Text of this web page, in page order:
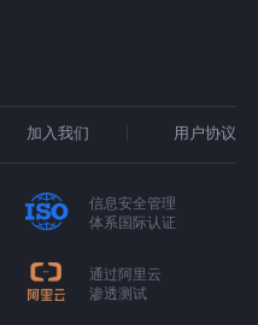
加入我们 用户协议
信息安全管理
体系国际认证
通过阿里云
渗透测试